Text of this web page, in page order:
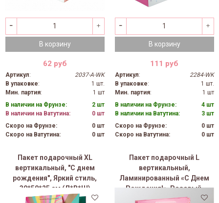
В корзину
62 руб
Артикул:
2037-A-WK
В упаковке:
1 шт.
Мин. партия:
1 шт
В наличии на Фрунзе:
2 шт
В наличии на Ватутина:
0 шт
Скоро на Фрунзе:
0 шт
Скоро на Ватутина:
0 шт
В корзину
111 руб
Артикул:
2284-WK
В упаковке:
1 шт.
Мин. партия:
1 шт
В наличии на Фрунзе:
4 шт
В наличии на Ватутина:
3 шт
Скоро на Фрунзе:
0 шт
Скоро на Ватутина:
0 шт
Пакет подарочный XL
вертикальный, "С днем
рождения", Яркий стиль,
39*50*25 см (Д*В*Ш)
Пакет подарочный L
вертикальный,
Ламинированный «С Днем
Рождения!», Розовый,
31*40*11,5 см (Д*В*Ш), 1 шт.